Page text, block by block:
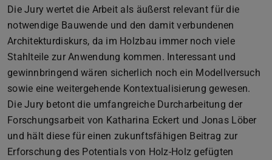
Die Jury wertet die Arbeit als äußerst relevant für die
notwendige Bauwende und den damit verbundenen
Architekturdiskurs, da im Holzbau immer noch viele
Stahlteile zur Anwendung kommen. Interessant und
gewinnbringend wären sicherlich noch ein Modellversuch
sowie eine weitergehende Kontextualisierung gewesen.
Die Jury betont die umfangreiche Durcharbeitung der
Forschungsarbeit von Katharina Eckert und Jonas Löber
und hält diese für einen zukunftsfähigen Beitrag zur
Erforschung des Potentials von Holz-Holz gefügten